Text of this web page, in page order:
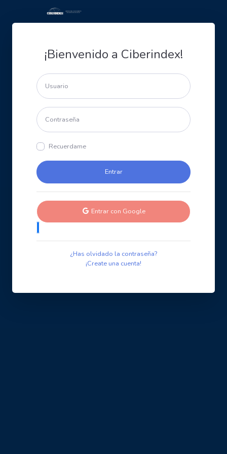
¡Bienvenido a Ciberindex!
Recuerdame
Entrar con Google
¿Has olvidado la contraseña?
¡Create una cuenta!